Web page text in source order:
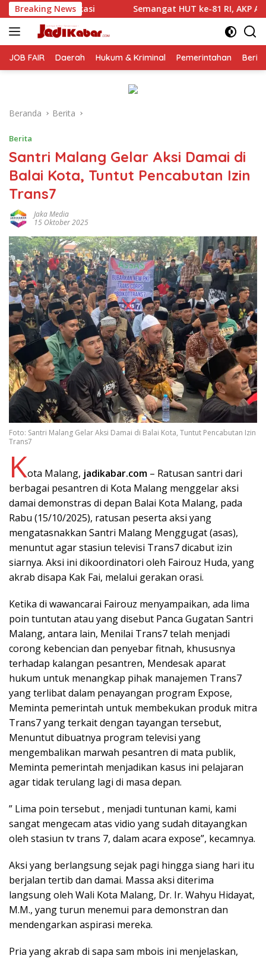
Langsung
ke
konten
Breaking News
HUT ke-81 RI, AKP Adik Agus Putrawan:
JOB FAIR Daerah Hukum & Kriminal Pemerintahan
Beranda Berita
Berita
Santri Malang Gelar Aksi Damai di
Balai Kota, Tuntut Pencabutan Izin
Trans7
Jaka Media
15 Oktober 2025
Foto: Santri Malang Gelar Aksi Damai di Balai Kota, Tuntut Pencabutan Izin
Trans7
Kota Malang, jadikabar.com – Ratusan santri dari
berbagai pesantren di Kota Malang menggelar aksi
damai demonstras di depan Balai Kota Malang, pada
Rabu (15/10/2025), ratusan peserta aksi yang
mengatasnakkan Santri Malang Menggugat (asas),
menuntut agar stasiun televisi Trans7 dicabut izin
siarnya. Aksi ini dikoordinatori oleh Fairouz Huda, yang
akrab disapa Kak Fai, melalui gerakan orasi.
Ketika di wawancarai Fairouz menyampaikan, ada lima
poin tuntutan atau yang disebut Panca Gugatan Santri
Malang, antara lain, Menilai Trans7 telah menjadi
corong kebencian dan penyebar fitnah, khususnya
terhadap kalangan pesantren, Mendesak aparat
hukum untuk menangkap pihak manajemen Trans7
yang terlibat dalam penayangan program Expose,
Meminta pemerintah untuk membekukan produk mitra
Trans7 yang terkait dengan tayangan tersebut,
Menuntut dibuatnya program televisi yang
mengembalikan marwah pesantren di mata publik,
Meminta pemerintah menjadikan kasus ini pelajaran
agar tidak terulang lagi di masa depan.
” Lima poin tersebut , menjadi tuntunan kami, kami
sangat mengecam atas vidio yang sudah ditayangkan
oleh stasiun tv trans 7, dalam acara expose”, kecamnya.
Aksi yang berlangsung sejak pagi hingga siang hari itu
berjalan tertib dan damai. Massa aksi diterima
langsung oleh Wali Kota Malang, Dr. Ir. Wahyu Hidayat,
M.M., yang turun menemui para demonstran dan
mendengarkan aspirasi mereka.
Pria yang akrab di sapa sam mbois ini menjelaskan,